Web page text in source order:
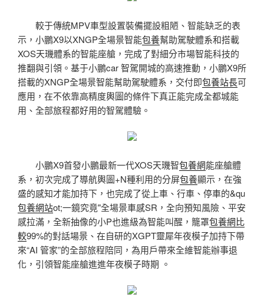
較于傳統MPV車型設置裝備擺設粗陋、智能缺乏的表
示，小鵬X9以XNGP全場景智能包養幫助駕駛體系和搭載
XOS天璣體系的智能座艙，完成了對細分市場智能科技的
推翻與引領。基于小鵬car 智駕開城的高速推動，小鵬X9所
搭載的XNGP全場景智能幫助駕駛體系，交付即包養站長可
應用，在不依靠高精度輿圖的條件下真正能完成全都城能
用、全部旅程都好用的智駕體驗。
小鵬X9首發小鵬最新一代XOS天璣智包養網能座艙體
系，初次完成了導航輿圖+N種利用的分屏包養顯示，在強
盛的感知才能加持下，也完成了從上車、行車、停車的&qu
包養網站ot;一鏡究竟"全場景車感SR，全向預知風險、平安
感拉滿，全新抽像的小P也進級為智能叫醒，籠罩包養網比
較99%的對話場景、在自研的XGPT靈犀年夜模子加持下帶
來“AI 管家”的全部旅程陪同，為用戶帶來全維智能辦事退
化，引領智能座艙進進年夜模子時期 。